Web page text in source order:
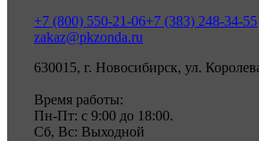
+7 (800) 550-21-06+7 (383) 248-34-55
zakaz@pkzonda.ru
630015, г. Новосибирск, ул.
Время работы:
Пн-Пт: с 9:00 до 18:00.
Сб, Вс: Выходной